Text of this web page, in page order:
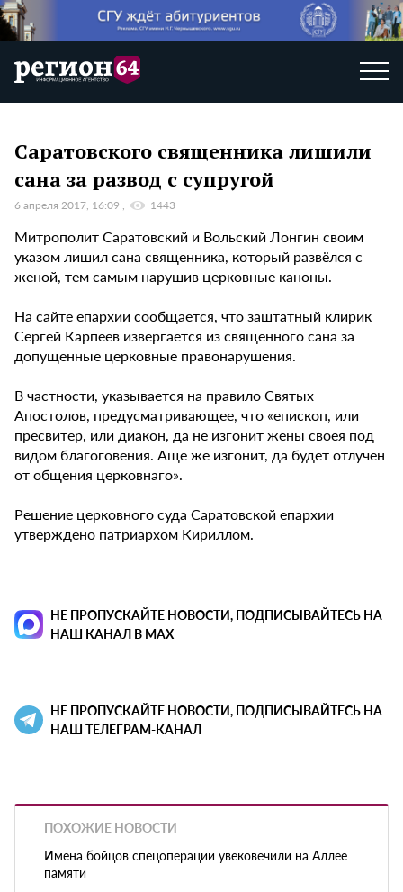
Саратовского священника лишили
сана за развод с супругой
6 апреля 2017, 16:09 1443
Митрополит Саратовский и Вольский Лонгин своим
указом лишил сана священника, который развёлся с
женой, тем самым нарушив церковные каноны.
На сайте епархии сообщается, что заштатный клирик
Сергей Карпеев извергается из священного сана за
допущенные церковные правонарушения.
В частности, указывается на правило Святых
Апостолов, предусматривающее, что «епископ, или
пресвитер, или диакон, да не изгонит жены своея под
видом благоговения. Аще же изгонит, да будет отлучен
от общения церковнаго».
Решение церковного суда Саратовской епархии
утверждено патриархом Кириллом.
НЕ ПРОПУСКАЙТЕ НОВОСТИ, ПОДПИСЫВАЙТЕСЬ НА
НАШ КАНАЛ В MAX
НЕ ПРОПУСКАЙТЕ НОВОСТИ, ПОДПИСЫВАЙТЕСЬ НА
НАШ ТЕЛЕГРАМ-КАНАЛ
ПОХОЖИЕ НОВОСТИ
Имена бойцов спецоперации увековечили на Аллее
памяти